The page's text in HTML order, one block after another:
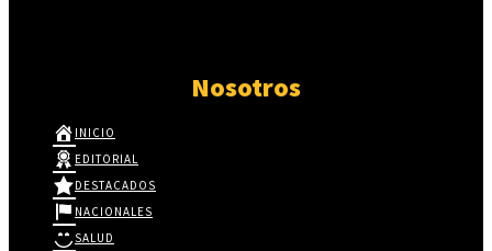
Nosotros
INICIO
EDITORIAL
DESTACADOS
NACIONALES
SALUD